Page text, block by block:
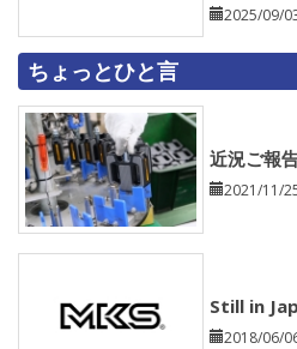
2025/09/
ちょっとひと言
近況ご報
2021/11/
Still in
2018/06/